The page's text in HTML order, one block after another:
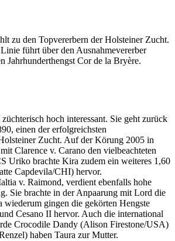
zu den Topvererbern der Holsteiner Zucht.
führt über den Ausnahmevererber
Jahrhunderthengst Cor de la Bryère.
hoch interessant. Sie geht zurück
einen der erfolgreichsten
Zucht. Auf der Körung 2005 in
Clarence v. Carano den vielbeachteten
Uriko brachte Kira zudem ein weiteres 1,60
Capdevila/CHI) hervor.
v. Raimond, verdient ebenfalls hohe
Sie brachte in der Anpaarung mit Lord die
wiederum gingen die gekörten Hengste
Cesano II hervor. Auch die international
Crocodile Dandy (Alison Firestone/USA)
haben Taura zur Mutter.